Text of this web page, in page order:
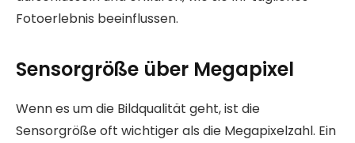
Fotoerlebnis beeinflussen.
Sensorgröße über Megapixel
Wenn es um die Bildqualität geht, ist die
Sensorgröße oft wichtiger als die Megapixelzahl. Ein